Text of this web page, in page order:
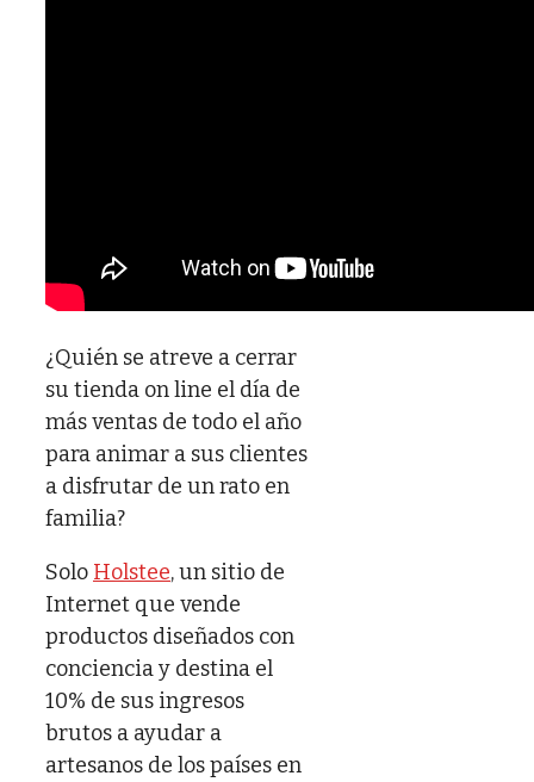
¿Quién se atreve a cerrar
su tienda on line el día de
más ventas de todo el año
para animar a sus clientes
a disfrutar de un rato en
familia?
Solo Holstee, un sitio de
Internet que vende
productos diseñados con
conciencia y destina el
10% de sus ingresos
brutos a ayudar a
artesanos de los países en